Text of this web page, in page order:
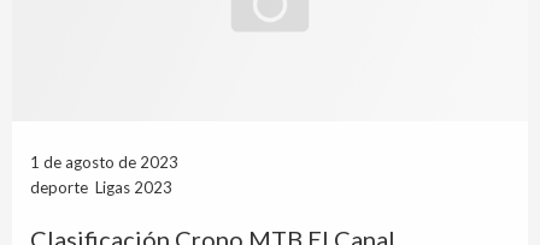
1 de agosto de 2023
deporte Ligas 2023
Clasificación Crono MTB El Canal